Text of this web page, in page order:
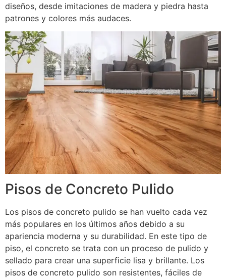
diseños, desde imitaciones de madera y piedra hasta
patrones y colores más audaces.
Pisos de Concreto Pulido
Los pisos de concreto pulido se han vuelto cada vez
más populares en los últimos años debido a su
apariencia moderna y su durabilidad. En este tipo de
piso, el concreto se trata con un proceso de pulido y
sellado para crear una superficie lisa y brillante. Los
pisos de concreto pulido son resistentes, fáciles de